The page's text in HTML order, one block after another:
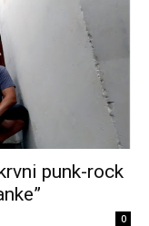
punk-rock
0